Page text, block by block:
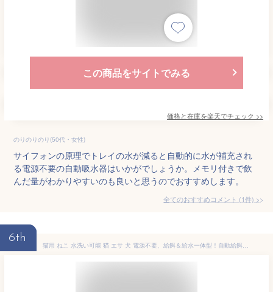
この商品をサイトでみる
価格と在庫を楽天でチェック >>
のりのりのり(50代・女性)
サイフォンの原理でトレイの水が減ると自動的に水が補充され
る電源不要の自動吸水器はいかがでしょうか。メモリ付きで飲
んだ量がわかりやすいのも良いと思うのでおすすめします。
全てのおすすめコメント (1件) >
6th
猫用 ねこ 水洗い可能 猫 エサ 犬 電源不要、給餌＆給水一体型！自動給餌器 給餌器 えさやり ペットボウル 自動水やり機 洗いやすい 自動給水器 ペット ペット給餌器 いぬ 自動餌やり機 犬用 自動餌やり器